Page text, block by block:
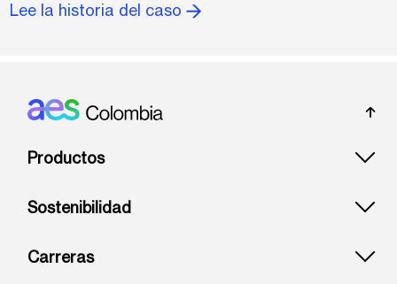
Lee la historia del caso
Footer: Colombia
Productos
Sostenibilidad
Carreras